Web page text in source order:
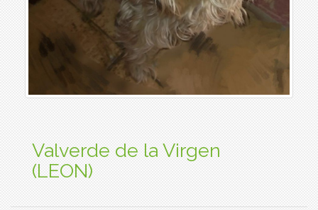
Valverde de la Virgen
(LEON)